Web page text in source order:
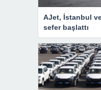
AJet, İstanbul
sefer başlattı